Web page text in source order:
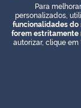
Para
personalizados,
funcionalidades do
forem estritamente
autorizar, clique em